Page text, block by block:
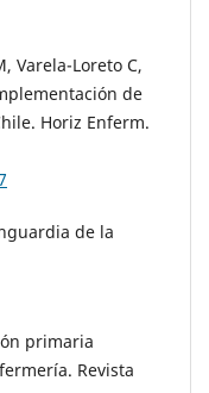
Varela-Loreto C,
de
Horiz Enferm.
de la
primaria
Revista